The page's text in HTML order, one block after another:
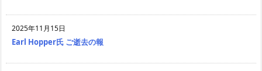
2025年11月15日
Earl Hopper氏 ご逝去の報